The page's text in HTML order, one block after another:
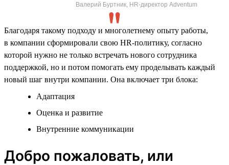
Валерий Буртник, HR-директор Adventum
Благодаря такому подходу и многолетнему опыту работы,
в компании сформировали свою HR-политику, согласно
которой нужно не только встречать нового сотрудника
поддержкой, но и потом помогать ему проделывать каждый
новый шаг внутри компании. Она включает три блока:
Адаптация
Оценка и развитие
Внутренние коммуникации
Добро пожаловать, или